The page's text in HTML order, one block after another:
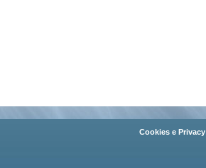
Cookies e Privacy